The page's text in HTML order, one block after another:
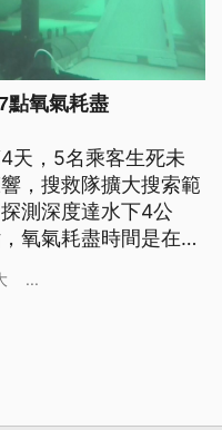
點氧氣耗盡
天，5名乘客生死未
，搜救隊擴大搜索範
測深度達水下4公
氧氣耗盡時間是在台
。
...